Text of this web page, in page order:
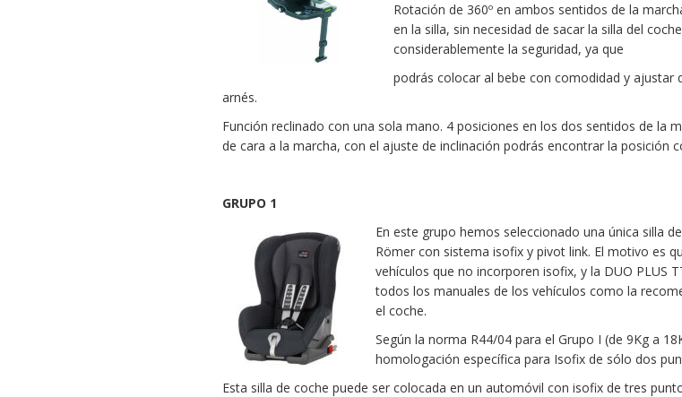
Rotación de 360º en ambos sentidos de la
en la silla, sin necesidad de sacar la silla del
considerablemente la seguridad, ya que
podrás colocar al bebe con comodidad y ajustar
arnés.
Función reclinado con una sola mano. 4 posiciones en los dos sentidos de la
de cara a la marcha, con el ajuste de inclinación podrás encontrar la posición
GRUPO 1
En este grupo hemos seleccionado una única silla
Römer con sistema isofix y pivot link. El motivo es
vehículos que no incorporen isofix, y la DUO PLUS
todos los manuales de los vehículos como la
el coche.
Según la norma R44/04 para el Grupo I (de 9Kg a
homologación específica para Isofix de sólo dos
Esta silla de coche puede ser colocada en un automóvil con isofix de tres